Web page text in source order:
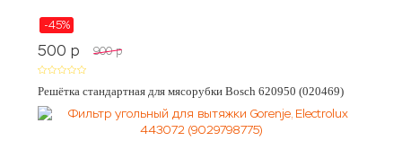
-45%
500 p 900 p
Решётка стандартная для мясорубки Bosch 620950 (020469)